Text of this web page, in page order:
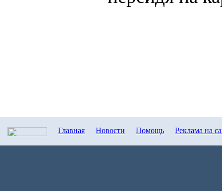
Главная Новости Помощь Реклама на